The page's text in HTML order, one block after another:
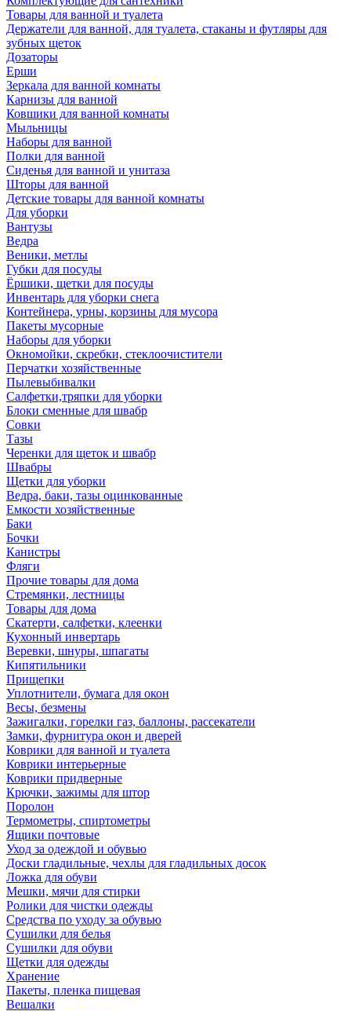
Товары для ванной и туалета
Держатели для ванной, для туалета, стаканы и футляры для
зубных щеток
Дозаторы
Ерши
Зеркала для ванной комнаты
Карнизы для ванной
Ковшики для ванной комнаты
Мыльницы
Наборы для ванной
Полки для ванной
Сиденья для ванной и унитаза
Шторы для ванной
Детские товары для ванной комнаты
Для уборки
Вантузы
Ведра
Веники, метлы
Губки для посуды
Ёршики, щетки для посуды
Инвентарь для уборки снега
Контейнера, урны, корзины для мусора
Пакеты мусорные
Наборы для уборки
Окномойки, скребки, стеклоочистители
Перчатки хозяйственные
Пылевыбивалки
Салфетки,тряпки для уборки
Блоки сменные для швабр
Совки
Тазы
Черенки для щеток и швабр
Швабры
Щетки для уборки
Ведра, баки, тазы оцинкованные
Емкости хозяйственные
Баки
Бочки
Канистры
Фляги
Прочие товары для дома
Стремянки, лестницы
Товары для дома
Скатерти, салфетки, клеенки
Кухонный инвертарь
Веревки, шнуры, шпагаты
Кипятильники
Прищепки
Уплотнители, бумага для окон
Весы, безмены
Зажигалки, горелки газ, баллоны, рассекатели
Замки, фурнитура окон и дверей
Коврики для ванной и туалета
Коврики интерьерные
Коврики придверные
Крючки, зажимы для штор
Поролон
Термометры, спиртометры
Ящики почтовые
Уход за одеждой и обувью
Доски гладильные, чехлы для гладильных досок
Ложка для обуви
Мешки, мячи для стирки
Ролики для чистки одежды
Средства по уходу за обувью
Сушилки для белья
Сушилки для обуви
Щетки для одежды
Хранение
Пакеты, пленка пищевая
Вешалки